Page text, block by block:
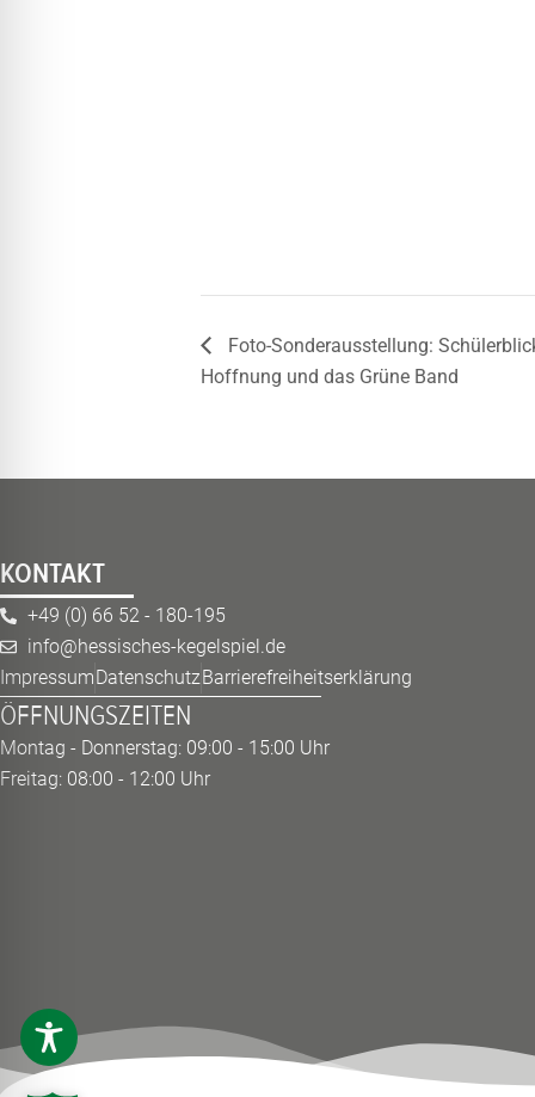
Foto-Sonderausstellung:
Hoffnung und das Grüne Band
KONTAKT
+49 (0) 66 52 - 180-195
info@hessisches-kegelspiel.de
Impressum DatenschutzBarrierefreiheitserklärung
ÖFFNUNGSZEITEN
Montag - Donnerstag: 09:00 - 15:00 Uhr
Freitag: 08:00 - 12:00 Uhr